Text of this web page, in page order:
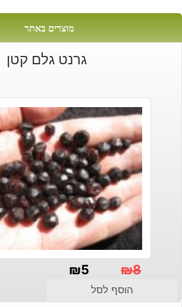
מוצרים באתר
גרנט גלם קטן
₪8
₪5
הוסף לסל